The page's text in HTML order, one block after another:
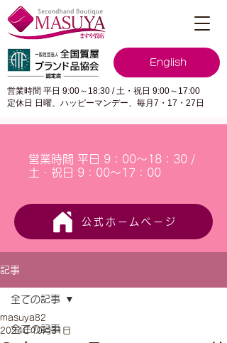
English
営業時間 平日 9:00～18:30 / 土・祝日 9:00～17:00
定休日 日曜、ハッピーマンデー、毎月7・17・27日
営業時間 平日 9：00～18：30 /
土・祝日 9：00～17：00
公式ホームページ
記事
全ての記事
全ての記事
masuya82
2024年10月31日